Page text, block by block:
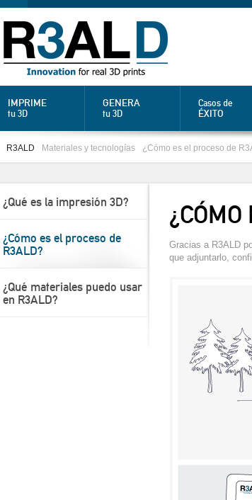
IMPRIME
tu 3D
GENERA
tu 3D
Casos de
ÉXITO
R3ALD Materiales y tecnologías ¿Cómo es el proceso de
¿Qué es la impresión 3D?
¿Cómo es el proceso de
R3ALD?
¿Qué materiales puedo usar
en R3ALD?
Gracias a R3ALD
que adjuntarlo,